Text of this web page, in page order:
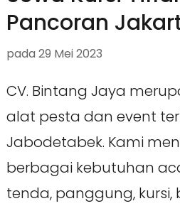
Pancoran
pada 29 Mei 2023
CV. Bintang Jaya
alat pesta dan event
Jabodetabek. Kami
berbagai kebutuhan
tenda, panggung,